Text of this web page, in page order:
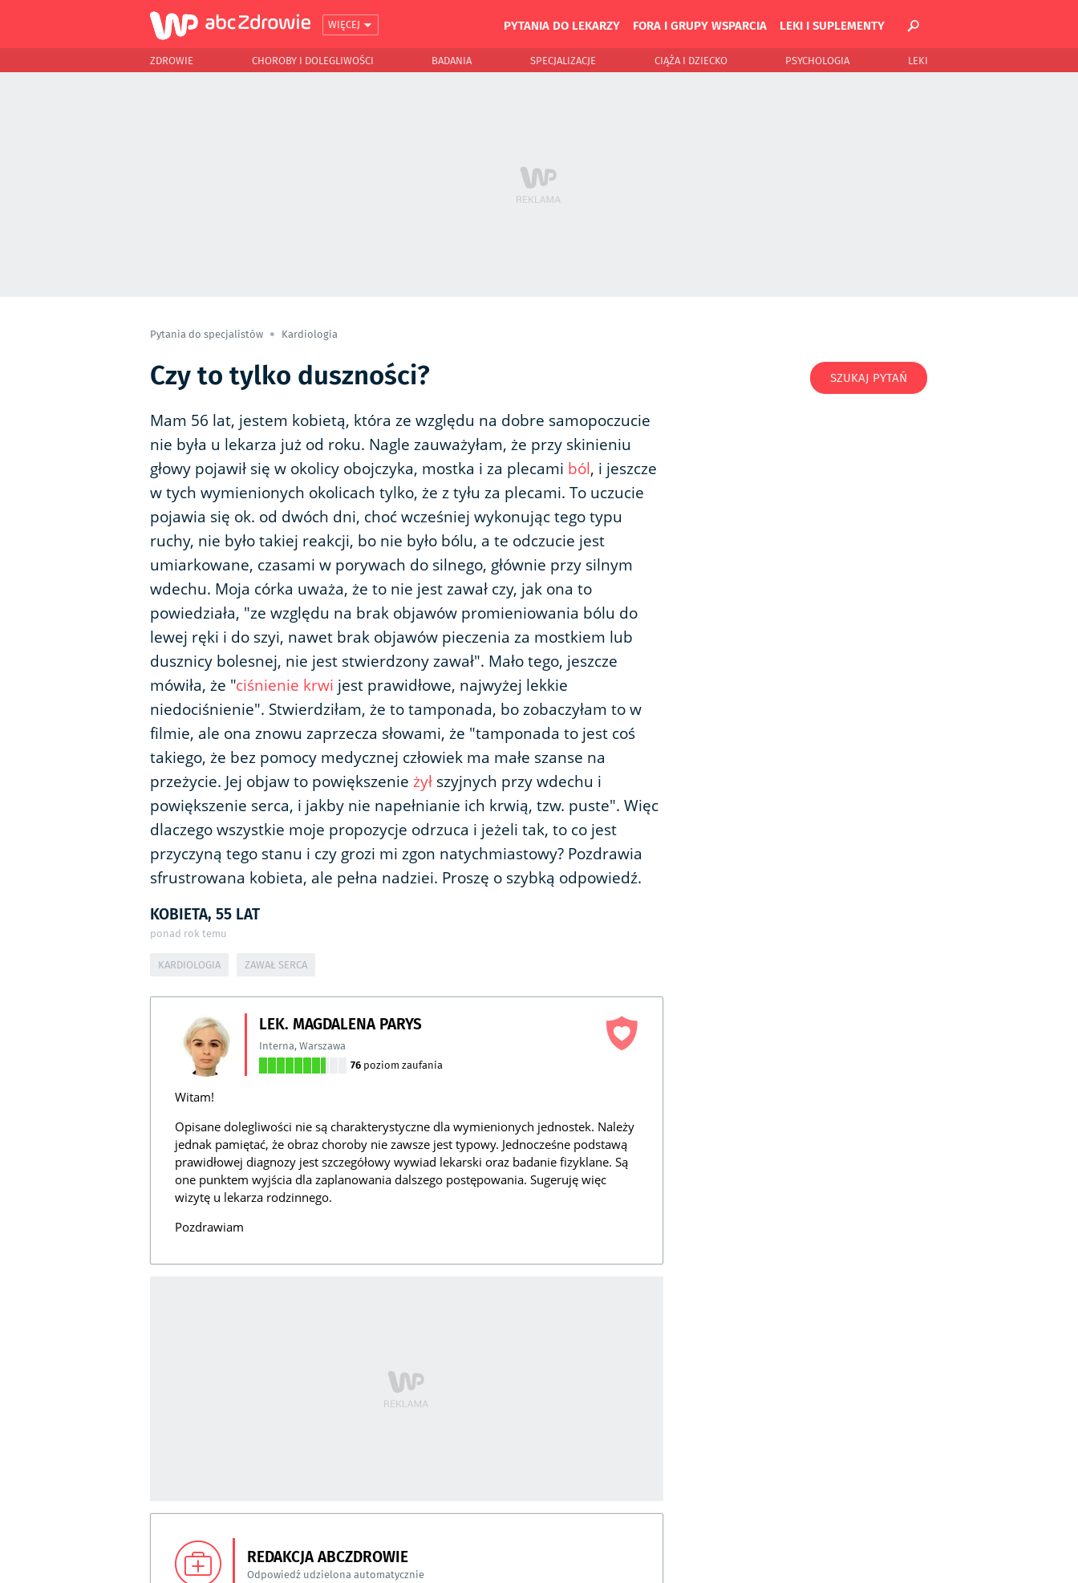
WIĘCEJ PYTANIA DO LEKARZY FORA I GRUPY WSPARCIA LEKI I SUPLEMENTY
ZDROWIE CHOROBY I DOLEGLIWOŚCI BADANIA SPECJALIZACJE CIĄŻA I DZIECKO PSYCHOLOGIA LEKI
Pytania do specjalistów Kardiologia
Czy to tylko duszności?
Mam 56 lat, jestem kobietą, która ze względu na dobre samopoczucie
nie była u lekarza już od roku. Nagle zauważyłam, że przy skinieniu
głowy pojawił się w okolicy obojczyka, mostka i za plecami ból, i jeszcze
w tych wymienionych okolicach tylko, że z tyłu za plecami. To uczucie
pojawia się ok. od dwóch dni, choć wcześniej wykonując tego typu
ruchy, nie było takiej reakcji, bo nie było bólu, a te odczucie jest
umiarkowane, czasami w porywach do silnego, głównie przy silnym
wdechu. Moja córka uważa, że to nie jest zawał czy, jak ona to
powiedziała, "ze względu na brak objawów promieniowania bólu do
lewej ręki i do szyi, nawet brak objawów pieczenia za mostkiem lub
dusznicy bolesnej, nie jest stwierdzony zawał". Mało tego, jeszcze
mówiła, że "ciśnienie krwi jest prawidłowe, najwyżej lekkie
niedociśnienie". Stwierdziłam, że to tamponada, bo zobaczyłam to w
filmie, ale ona znowu zaprzecza słowami, że "tamponada to jest coś
takiego, że bez pomocy medycznej człowiek ma małe szanse na
przeżycie. Jej objaw to powiększenie żył szyjnych przy wdechu i
powiększenie serca, i jakby nie napełnianie ich krwią, tzw. puste". Więc
dlaczego wszystkie moje propozycje odrzuca i jeżeli tak, to co jest
przyczyną tego stanu i czy grozi mi zgon natychmiastowy? Pozdrawia
sfrustrowana kobieta, ale pełna nadziei. Proszę o szybką odpowiedź.
KOBIETA, 55 LAT
ponad rok temu
KARDIOLOGIA ZAWAŁ SERCA
LEK. MAGDALENA PARYS
Interna,Warszawa
76 poziom zaufania
Witam!
Opisane dolegliwości nie są charakterystyczne dla wymienionych jednostek. Należy
jednak pamiętać, że obraz choroby nie zawsze jest typowy. Jednocześne podstawą
prawidłowej diagnozy jest szczegółowy wywiad lekarski oraz badanie fizyklane. Są
one punktem wyjścia dla zaplanowania dalszego postępowania. Sugeruję więc
wizytę u lekarza rodzinnego.
Pozdrawiam
REDAKCJA ABCZDROWIE
Odpowiedź udzielona automatycznie
SZUKAJ PYTAŃ